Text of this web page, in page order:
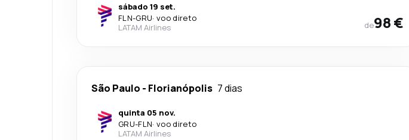
sábado 19 set.
FLN-GRU· voo direto
LATAM Airlines
de98 €
São Paulo - Florianópolis 7 dias
quinta 05 nov.
GRU-FLN· voo direto
LATAM Airlines